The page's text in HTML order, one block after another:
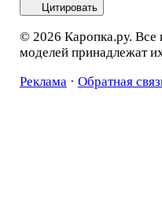
Цитировать
© 2026 Каропка.ру.
моделей принадлежат
Реклама· Обратная